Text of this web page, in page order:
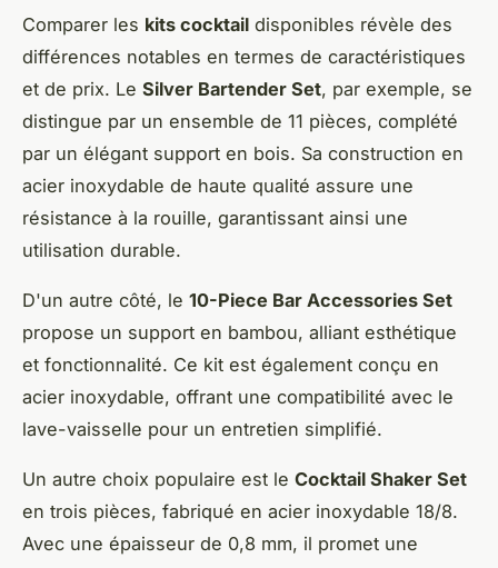
Comparer les kits cocktail disponibles révèle des
différences notables en termes de caractéristiques
et de prix. Le Silver Bartender Set, par exemple, se
distingue par un ensemble de 11 pièces, complété
par un élégant support en bois. Sa construction en
acier inoxydable de haute qualité assure une
résistance à la rouille, garantissant ainsi une
utilisation durable.
D'un autre côté, le 10-Piece Bar Accessories Set
propose un support en bambou, alliant esthétique
et fonctionnalité. Ce kit est également conçu en
acier inoxydable, offrant une compatibilité avec le
lave-vaisselle pour un entretien simplifié.
Un autre choix populaire est le Cocktail Shaker Set
en trois pièces, fabriqué en acier inoxydable 18/8.
Avec une épaisseur de 0,8 mm, il promet une